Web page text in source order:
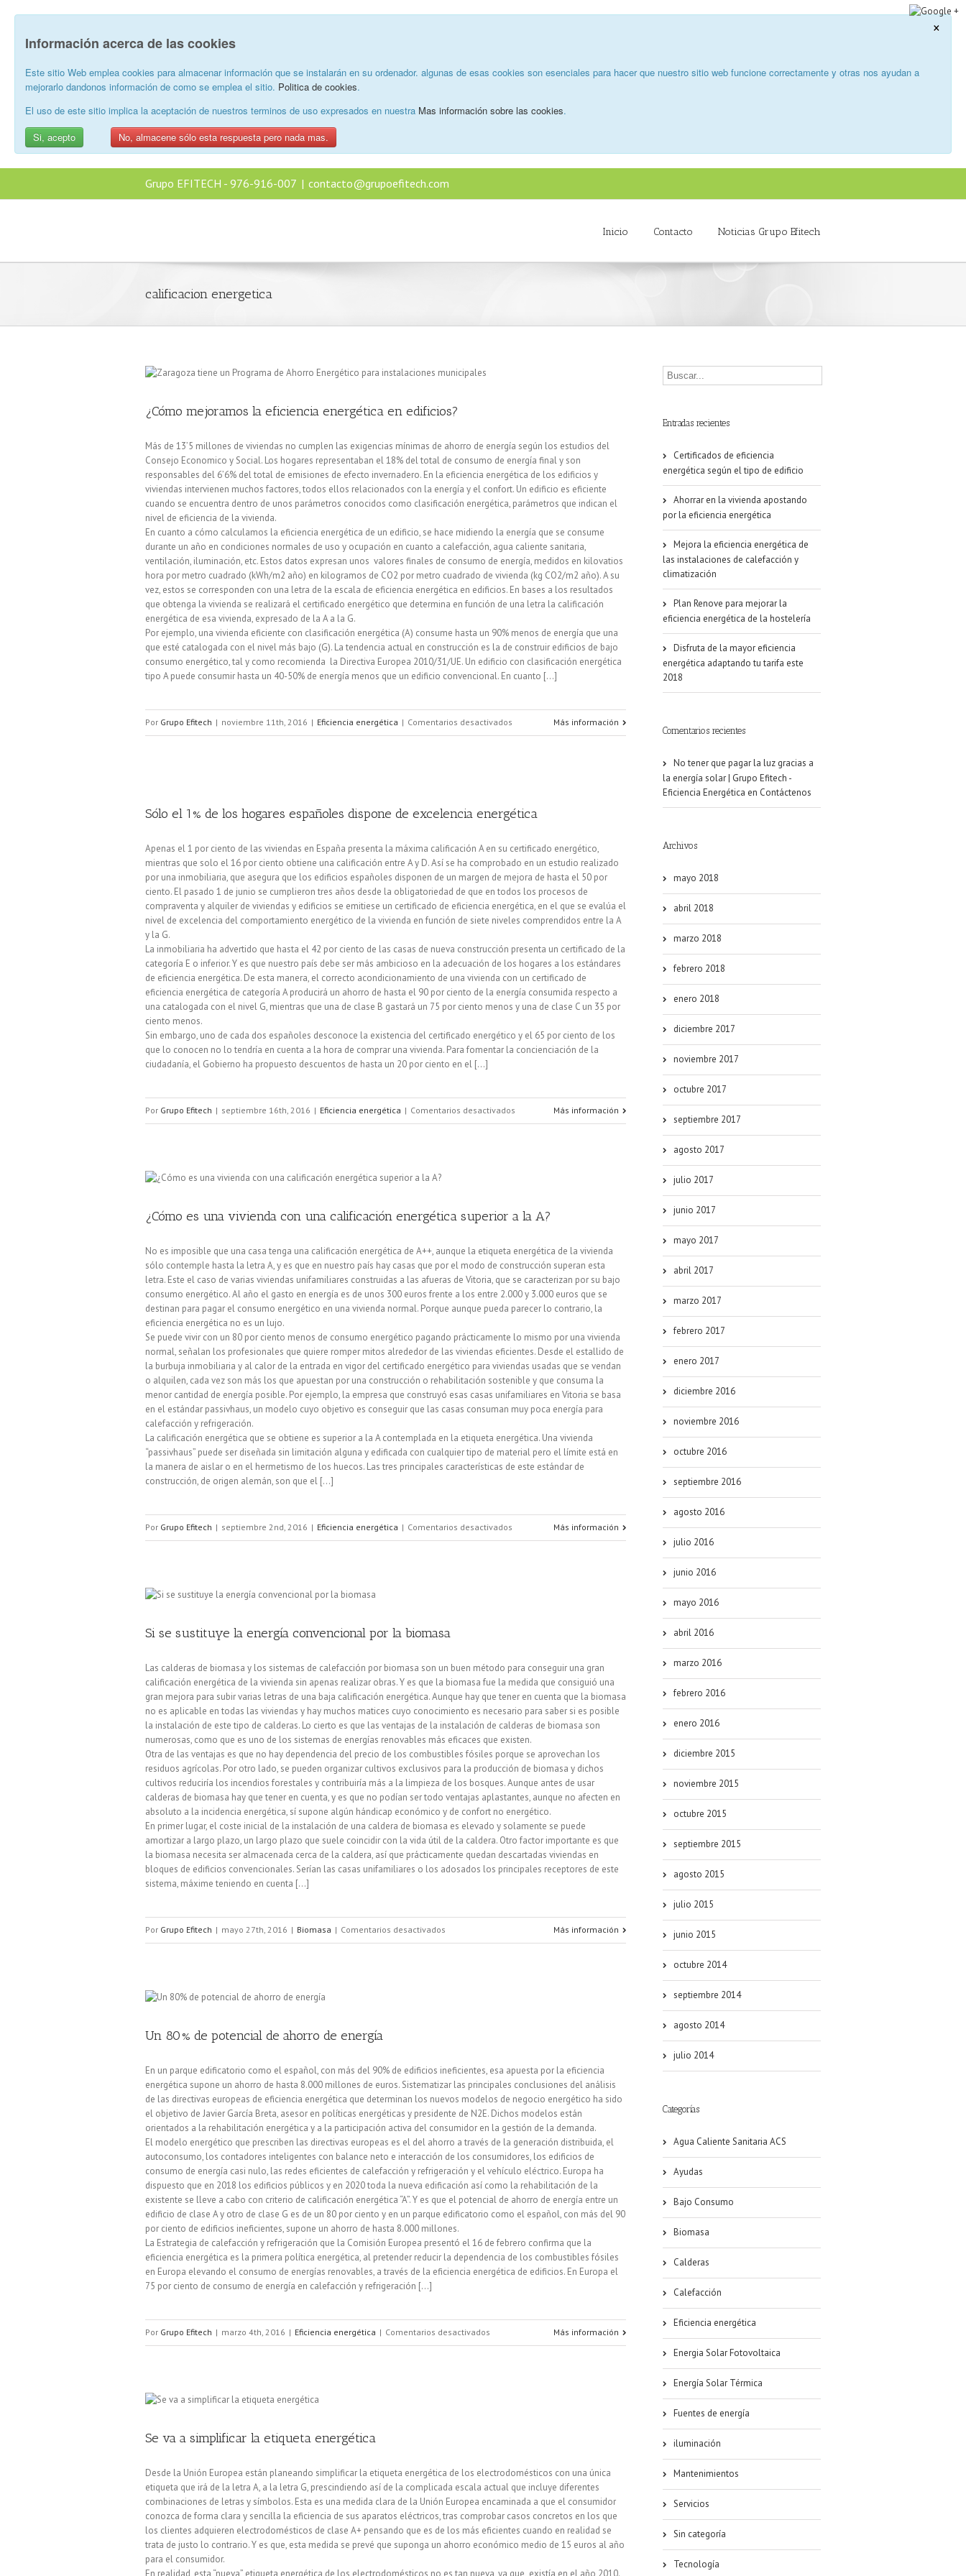
×
Información acerca de las cookies
Este sitio Web emplea cookies para almacenar información que se instalarán en su ordenador. algunas de esas cookies son esenciales para hacer que nuestro sitio web funcione correctamente y otras nos ayudan a
mejorarlo dandonos información de como se emplea el sitio. Politica de cookies.
El uso de este sitio implica la aceptación de nuestros terminos de uso expresados en nuestra Mas información sobre las cookies.
Si, acepto
No, almacene sólo esta respuesta pero nada mas.
Grupo EFITECH - 976-916-007 | contacto@grupoefitech.com
Inicio Contacto Noticias Grupo Efitech
calificacion energetica
¿Cómo mejoramos la eficiencia energética en edificios?
Más de 13’5 millones de viviendas no cumplen las exigencias mínimas de ahorro de energía según los estudios del
Consejo Economico y Social. Los hogares representaban el 18% del total de consumo de energía final y son
responsables del 6’6% del total de emisiones de efecto invernadero. En la eficiencia energética de los edificios y
viviendas intervienen muchos factores, todos ellos relacionados con la energía y el confort. Un edificio es eficiente
cuando se encuentra dentro de unos parámetros conocidos como clasificación energética, parámetros que indican el
nivel de eficiencia de la vivienda.
En cuanto a cómo calculamos la eficiencia energética de un edificio, se hace midiendo la energía que se consume
durante un año en condiciones normales de uso y ocupación en cuanto a calefacción, agua caliente sanitaria,
ventilación, iluminación, etc. Estos datos expresan unos valores finales de consumo de energía, medidos en kilovatios
hora por metro cuadrado (kWh/m2 año) en kilogramos de CO2 por metro cuadrado de vivienda (kg CO2/m2 año). A su
vez, estos se corresponden con una letra de la escala de eficiencia energética en edificios. En bases a los resultados
que obtenga la vivienda se realizará el certificado energético que determina en función de una letra la calificación
energética de esa vivienda, expresado de la A a la G.
Por ejemplo, una vivienda eficiente con clasificación energética (A) consume hasta un 90% menos de energía que una
que esté catalogada con el nivel más bajo (G). La tendencia actual en construcción es la de construir edificios de bajo
consumo energético, tal y como recomienda la Directiva Europea 2010/31/UE. Un edificio con clasificación energética
tipo A puede consumir hasta un 40-50% de energía menos que un edificio convencional. En cuanto [...]
Por Grupo Efitech | noviembre 11th, 2016 | Eficiencia energética | Comentarios desactivados
eficiencia
energética
en
edificios?
Más información
Sólo el 1% de los hogares españoles dispone de excelencia energética
Apenas el 1 por ciento de las viviendas en España presenta la máxima calificación A en su certificado energético,
mientras que solo el 16 por ciento obtiene una calificación entre A y D. Así se ha comprobado en un estudio realizado
por una inmobiliaria, que asegura que los edificios españoles disponen de un margen de mejora de hasta el 50 por
ciento. El pasado 1 de junio se cumplieron tres años desde la obligatoriedad de que en todos los procesos de
compraventa y alquiler de viviendas y edificios se emitiese un certificado de eficiencia energética, en el que se evalúa el
nivel de excelencia del comportamiento energético de la vivienda en función de siete niveles comprendidos entre la A
y la G.
La inmobiliaria ha advertido que hasta el 42 por ciento de las casas de nueva construcción presenta un certificado de la
categoría E o inferior. Y es que nuestro país debe ser más ambicioso en la adecuación de los hogares a los estándares
de eficiencia energética. De esta manera, el correcto acondicionamiento de una vivienda con un certificado de
eficiencia energética de categoría A producirá un ahorro de hasta el 90 por ciento de la energía consumida respecto a
una catalogada con el nivel G, mientras que una de clase B gastará un 75 por ciento menos y una de clase C un 35 por
ciento menos.
Sin embargo, uno de cada dos españoles desconoce la existencia del certificado energético y el 65 por ciento de los
que lo conocen no lo tendría en cuenta a la hora de comprar una vivienda. Para fomentar la concienciación de la
ciudadanía, el Gobierno ha propuesto descuentos de hasta un 20 por ciento en el [...]
Por Grupo Efitech | septiembre 16th, 2016 | Eficiencia energética | Comentarios desactivados
hogares
españoles
dispone
excelencia
energética
Más información
¿Cómo es una vivienda con una calificación energética superior a la A?
No es imposible que una casa tenga una calificación energética de A++, aunque la etiqueta energética de la vivienda
sólo contemple hasta la letra A, y es que en nuestro país hay casas que por el modo de construcción superan esta
letra. Este el caso de varias viviendas unifamiliares construidas a las afueras de Vitoria, que se caracterizan por su bajo
consumo energético. Al año el gasto en energía es de unos 300 euros frente a los entre 2.000 y 3.000 euros que se
destinan para pagar el consumo energético en una vivienda normal. Porque aunque pueda parecer lo contrario, la
eficiencia energética no es un lujo.
Se puede vivir con un 80 por ciento menos de consumo energético pagando prácticamente lo mismo por una vivienda
normal, señalan los profesionales que quiere romper mitos alrededor de las viviendas eficientes. Desde el estallido de
la burbuja inmobiliaria y al calor de la entrada en vigor del certificado energético para viviendas usadas que se vendan
o alquilen, cada vez son más los que apuestan por una construcción o rehabilitación sostenible y que consuma la
menor cantidad de energía posible. Por ejemplo, la empresa que construyó esas casas unifamiliares en Vitoria se basa
en el estándar passivhaus, un modelo cuyo objetivo es conseguir que las casas consuman muy poca energía para
calefacción y refrigeración.
La calificación energética que se obtiene es superior a la A contemplada en la etiqueta energética. Una vivienda
“passivhaus” puede ser diseñada sin limitación alguna y edificada con cualquier tipo de material pero el límite está en
la manera de aislar o en el hermetismo de los huecos. Las tres principales características de este estándar de
construcción, de origen alemán, son que el [...]
Por Grupo Efitech | septiembre 2nd, 2016 | Eficiencia energética | Comentarios desactivados
una
calificación
energética
superior
a
la
A?
Más información
Si se sustituye la energía convencional por la biomasa
Las calderas de biomasa y los sistemas de calefacción por biomasa son un buen método para conseguir una gran
calificación energética de la vivienda sin apenas realizar obras. Y es que la biomasa fue la medida que consiguió una
gran mejora para subir varias letras de una baja calificación energética. Aunque hay que tener en cuenta que la biomasa
no es aplicable en todas las viviendas y hay muchos matices cuyo conocimiento es necesario para saber si es posible
la instalación de este tipo de calderas. Lo cierto es que las ventajas de la instalación de calderas de biomasa son
numerosas, como que es uno de los sistemas de energías renovables más eficaces que existen.
Otra de las ventajas es que no hay dependencia del precio de los combustibles fósiles porque se aprovechan los
residuos agrícolas. Por otro lado, se pueden organizar cultivos exclusivos para la producción de biomasa y dichos
cultivos reduciría los incendios forestales y contribuiría más a la limpieza de los bosques. Aunque antes de usar
calderas de biomasa hay que tener en cuenta, y es que no podían ser todo ventajas aplastantes, aunque no afecten en
absoluto a la incidencia energética, sí supone algún hándicap económico y de confort no energético.
En primer lugar, el coste inicial de la instalación de una caldera de biomasa es elevado y solamente se puede
amortizar a largo plazo, un largo plazo que suele coincidir con la vida útil de la caldera. Otro factor importante es que
la biomasa necesita ser almacenada cerca de la caldera, así que prácticamente quedan descartadas viviendas en
bloques de edificios convencionales. Serían las casas unifamiliares o los adosados los principales receptores de este
sistema, máxime teniendo en cuenta [...]
Por Grupo Efitech | mayo 27th, 2016 | Biomasa | Comentarios desactivados
convencional
por
la
biomasa
Más información
Un 80% de potencial de ahorro de energía
En un parque edificatorio como el español, con más del 90% de edificios ineficientes, esa apuesta por la eficiencia
energética supone un ahorro de hasta 8.000 millones de euros. Sistematizar las principales conclusiones del análisis
de las directivas europeas de eficiencia energética que determinan los nuevos modelos de negocio energético ha sido
el objetivo de Javier García Breta, asesor en políticas energéticas y presidente de N2E. Dichos modelos están
orientados a la rehabilitación energética y a la participación activa del consumidor en la gestión de la demanda.
El modelo energético que prescriben las directivas europeas es el del ahorro a través de la generación distribuida, el
autoconsumo, los contadores inteligentes con balance neto e interacción de los consumidores, los edificios de
consumo de energía casi nulo, las redes eficientes de calefacción y refrigeración y el vehículo eléctrico. Europa ha
dispuesto que en 2018 los edificios públicos y en 2020 toda la nueva edificación así como la rehabilitación de la
existente se lleve a cabo con criterio de calificación energética “A”. Y es que el potencial de ahorro de energía entre un
edificio de clase A y otro de clase G es de un 80 por ciento y en un parque edificatorio como el español, con más del 90
por ciento de edificios ineficientes, supone un ahorro de hasta 8.000 millones.
La Estrategia de calefacción y refrigeración que la Comisión Europea presentó el 16 de febrero confirma que la
eficiencia energética es la primera política energética, al pretender reducir la dependencia de los combustibles fósiles
en Europa elevando el consumo de energías renovables, a través de la eficiencia energética de edificios. En Europa el
75 por ciento de consumo de energía en calefacción y refrigeración [...]
Por Grupo Efitech | marzo 4th, 2016 | Eficiencia energética | Comentarios desactivados
ahorro
de
energía
Más información
Se va a simplificar la etiqueta energética
Desde la Unión Europea están planeando simplificar la etiqueta energética de los electrodomésticos con una única
etiqueta que irá de la letra A, a la letra G, prescindiendo así de la complicada escala actual que incluye diferentes
combinaciones de letras y símbolos. Esta es una medida clara de la Unión Europea encaminada a que el consumidor
conozca de forma clara y sencilla la eficiencia de sus aparatos eléctricos, tras comprobar casos concretos en los que
los clientes adquieren electrodomésticos de clase A+ pensando que es de los más eficientes cuando en realidad se
trata de justo lo contrario. Y es que, esta medida se prevé que suponga un ahorro económico medio de 15 euros al año
para el consumidor.
En realidad, esta “nueva” etiqueta energética de los electrodomésticos no es tan nueva, ya que existía en el año 2010.
Entradas recientes
Certificados de eficiencia
energética según el tipo de edificio
Ahorrar en la vivienda apostando
por la eficiencia energética
Mejora la eficiencia energética de
las instalaciones de calefacción y
climatización
Plan Renove para mejorar la
eficiencia energética de la hostelería
Disfruta de la mayor eficiencia
energética adaptando tu tarifa este
2018
Comentarios recientes
No tener que pagar la luz gracias a
la energía solar | Grupo Efitech -
Eficiencia Energética en Contáctenos
Archivos
mayo 2018
abril 2018
marzo 2018
febrero 2018
enero 2018
diciembre 2017
noviembre 2017
octubre 2017
septiembre 2017
agosto 2017
julio 2017
junio 2017
mayo 2017
abril 2017
marzo 2017
febrero 2017
enero 2017
diciembre 2016
noviembre 2016
octubre 2016
septiembre 2016
agosto 2016
julio 2016
junio 2016
mayo 2016
abril 2016
marzo 2016
febrero 2016
enero 2016
diciembre 2015
noviembre 2015
octubre 2015
septiembre 2015
agosto 2015
julio 2015
junio 2015
octubre 2014
septiembre 2014
agosto 2014
julio 2014
Categorías
Agua Caliente Sanitaria ACS
Ayudas
Bajo Consumo
Biomasa
Calderas
Calefacción
Eficiencia energética
Energia Solar Fotovoltaica
Energía Solar Térmica
Fuentes de energía
iluminación
Mantenimientos
Servicios
Sin categoría
Tecnología